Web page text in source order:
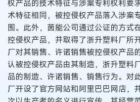
权产品的技术特征与涉案专利权利要
术特征相同，被控侵权产品落入涉案
围。此外，茵能公司通过公证的方式
控侵权产品，并取得了浙升塑料厂所
厂对其销售、许诺销售被控侵权产品
认被控侵权产品由其制造，浙升塑料
品的制造、许诺销售、销售行为。对
厂开设了官方网站和阿里巴巴网店，